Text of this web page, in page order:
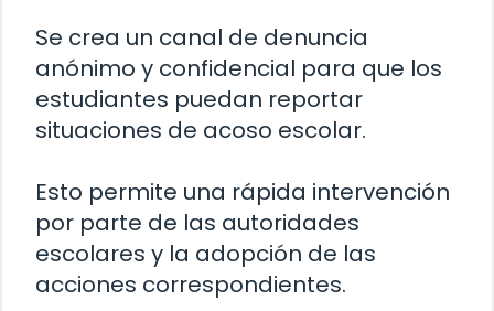
Se crea un canal de denuncia
anónimo y confidencial para que los
estudiantes puedan reportar
situaciones de acoso escolar.
Esto permite una rápida intervención
por parte de las autoridades
escolares y la adopción de las
acciones correspondientes.